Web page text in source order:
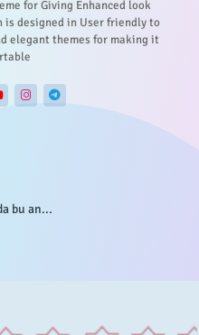
for Giving Enhanced look
is designed in User friendly to
elegant themes for making it
bu an...